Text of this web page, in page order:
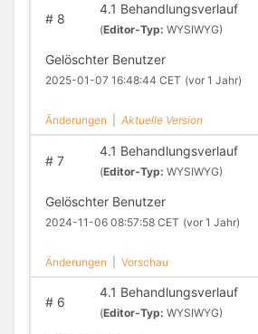
#8
4.1 Behandlungsverlauf
(Editor-Typ: WYSIWYG)
Gelöschter Benutzer
2025-01-07 16:48:44 CET (vor 1 Jahr)
Änderungen Aktuelle Version
#7
4.1 Behandlungsverlauf
(Editor-Typ: WYSIWYG)
Gelöschter Benutzer
2024-11-06 08:57:58 CET (vor 1 Jahr)
Änderungen Vorschau
#6
4.1 Behandlungsverlauf
(Editor-Typ: WYSIWYG)